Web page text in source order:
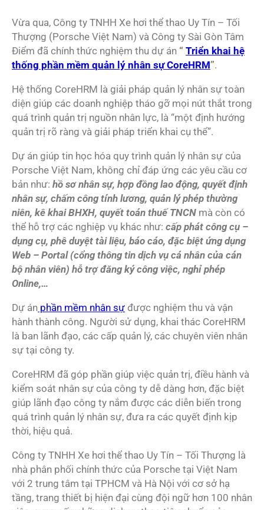
Vừa qua, Công ty TNHH Xe hơi thể thao Uy Tín – Tối
Thượng (Porsche Việt Nam) và Công ty Sài Gòn Tâm
Điểm đã chính thức nghiệm thu dự án “ Triển khai hệ
thống phần mềm quản lý nhân sự CoreHRM”.
Hệ thống CoreHRM là giải pháp quản lý nhân sự toàn
diện giúp các doanh nghiệp tháo gỡ mọi nút thắt trong
quá trình quản trị nguồn nhân lực, là “một định hướng
quản trị rõ ràng và giải pháp triển khai cụ thể”.
Dự án giúp tin học hóa quy trình quản lý nhân sự của
Porsche Việt Nam, không chỉ đáp ứng các yêu cầu cơ
bản như: hồ sơ nhân sự, hợp đồng lao động, quyết định
nhân sự, chấm công tính lương, quản lý phép thường
niên, kê khai BHXH, quyết toán thuế TNCN mà còn có
thể hỗ trợ các nghiệp vụ khác như: cấp phát công cụ –
dụng cụ, phê duyệt tài liệu, báo cáo, đặc biệt ứng dụng
Web – Portal (cổng thông tin dịch vụ cá nhân của cán
bộ nhân viên) hỗ trợ đăng ký công việc, nghỉ phép
Online,…
Dự án phần mềm nhân sự được nghiệm thu và vận
hành thành công. Người sử dụng, khai thác CoreHRM
là ban lãnh đạo, các cấp quản lý, các chuyên viên nhân
sự tại công ty.
CoreHRM đã góp phần giúp việc quản trị, điều hành và
kiểm soát nhân sự của công ty dễ dàng hơn, đặc biệt
giúp lãnh đạo công ty nắm được các diễn biến trong
quá trình quản lý nhân sự, đưa ra các quyết định kịp
thời, hiệu quả.
Công ty TNHH Xe hơi thể thao Uy Tín – Tối Thượng là
nhà phân phối chính thức của Porsche tại Việt Nam
với 2 trung tâm tại TPHCM và Hà Nội với cơ sở hạ
tầng, trang thiết bị hiện đại cùng đội ngữ hơn 100 nhân